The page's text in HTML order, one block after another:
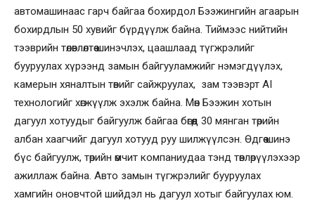
автомашинаас гарч байгаа бохирдол Бээжингийн агаарын
бохирдлын 50 хувийг бүрдүүлж байна. Тиймээс нийтийн
тээврийн төлөвлөлтөө шинэчлэх, цаашлаад түгжрэлийг
бууруулах хүрээнд замын байгууламжийг нэмэгдүүлэх,
камерын хяналтын төвийг сайжруулах, зам тээвэрт АI
технологийг хөгжүүлж эхэлж байна. Мөн Бээжин хотын
дагуул хотуудыг байгуулж байгаа бөгөөд 30 мянган төрийн
албан хаагчийг дагуул хотууд руу шилжүүлсэн. Өдгөө шинэ
бүс байгуулж, төрийн өмчит компаниудаа тэнд төвлөрүүлэхээр
ажиллаж байна. Авто замын түгжрэлийг бууруулах
хамгийн оновчтой шийдэл нь дагуул хотыг байгуулах юм.